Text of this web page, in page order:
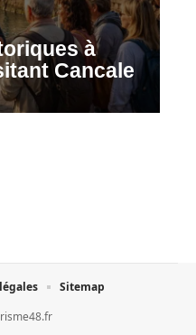
à
Cancale
Sitemap